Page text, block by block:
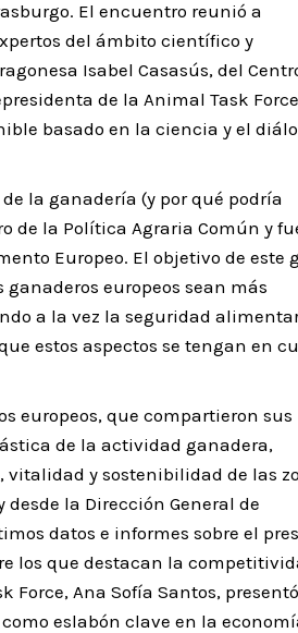
El encuentro reunió a
del ámbito científico y
Isabel Casasús, del
de la Animal Task
basado en la ciencia y el
la ganadería (y por qué podría
de la Política Agraria Común y
Europeo. El objetivo de este
europeos sean más
a la vez la seguridad
estos aspectos se tengan en
europeos, que compartieron sus
de la actividad ganadera,
y sostenibilidad de las
la Dirección General de
datos e informes sobre el
los que destacan la
Ana Sofía Santos,
eslabón clave en la